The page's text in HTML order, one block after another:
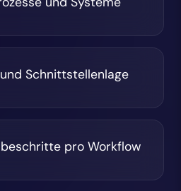
Schnittstellenlage
pro Workflow